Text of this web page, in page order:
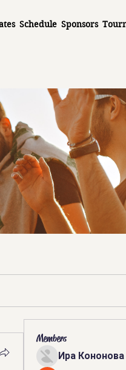
Schedule Sponsors
Members
Ира Кононова